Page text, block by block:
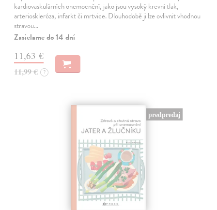
kardiovaskulárních onemocnění, jako jsou vysoký krevní tlak,
arterioskleróza, infarkt či mrtvice. Dlouhodobě ji lze ovlivnit vhodnou
stravou…
Zasielame do 14 dní
11,63 €
11,99 € ?
predpredaj